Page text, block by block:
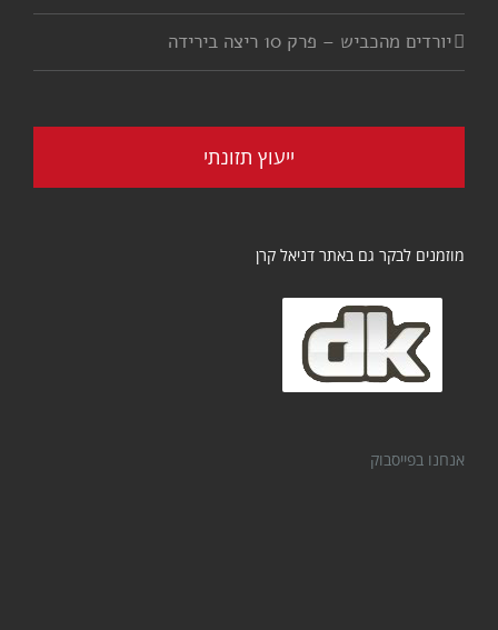
יורדים מהכביש – פרק 10 ריצה בירידה
ייעוץ תזונתי
מוזמנים לבקר גם באתר דניאל קרן
אנחנו בפייסבוק